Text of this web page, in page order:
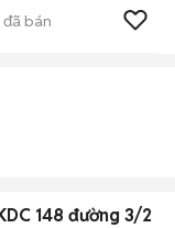
đã bán
148 đường 3/2